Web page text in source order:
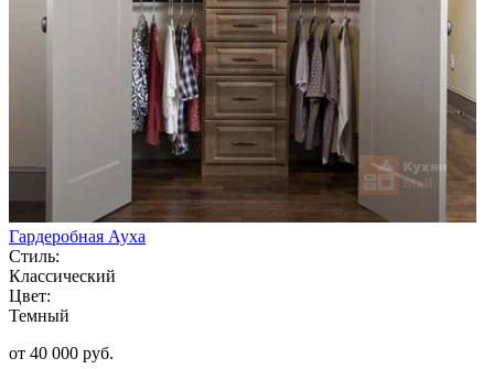
Гардеробная Ауха
Стиль:
Классический
Цвет:
Темный
от 40 000 руб.